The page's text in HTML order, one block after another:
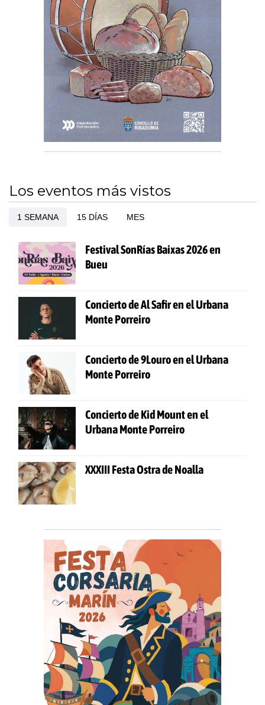
Los eventos más vistos
1 SEMANA 15 DÍAS MES
Festival SonRías Baixas 2026 en
Bueu
Concierto de Al Safir en el Urbana
Monte Porreiro
Concierto de 9Louro en el Urbana
Monte Porreiro
Concierto de Kid Mount en el
Urbana Monte Porreiro
XXXIII Festa Ostra de Noalla